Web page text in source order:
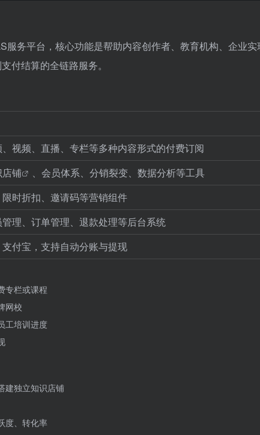
服务平台，核心功能是帮助内容创作者、教育机构、企业
付结算的全链路服务。
视频、直播、专栏等多种内容形式的付费订阅
店铺
、会员体系、分销裂变、数据分析等工具
时折扣、邀请码等营销组件
理、订单管理、退款处理等后台系统
付宝，支持自动分账与提现
专栏或课程
网校
工培训进度
建独立知识店铺
度、转化率